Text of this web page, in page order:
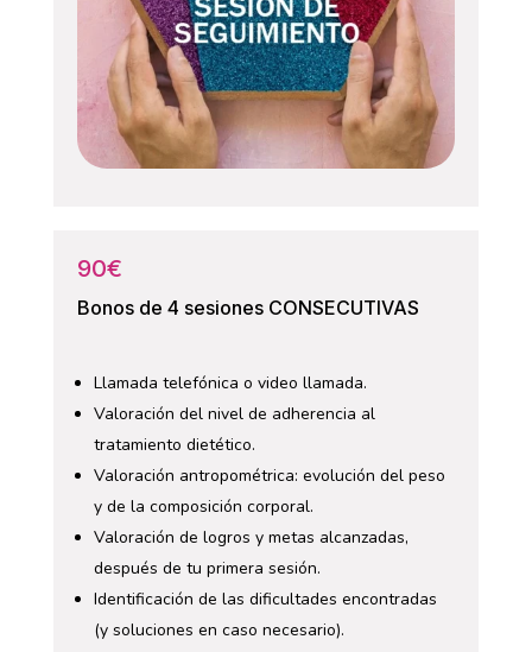
90€
Bonos de 4 sesiones CONSECUTIVAS
Llamada telefónica o video llamada.
Valoración del nivel de adherencia al
tratamiento dietético.
Valoración antropométrica: evolución del peso
y de la composición corporal.
Valoración de logros y metas alcanzadas,
después de tu primera sesión.
Identificación de las dificultades encontradas
(y soluciones en caso necesario).